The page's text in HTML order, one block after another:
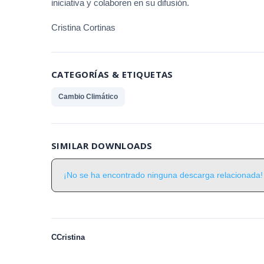
iniciativa y colaboren en su difusión.
Cristina Cortinas
CATEGORÍAS & ETIQUETAS
Cambio Climático
SIMILAR DOWNLOADS
¡No se ha encontrado ninguna descarga relacionada!
CCristina